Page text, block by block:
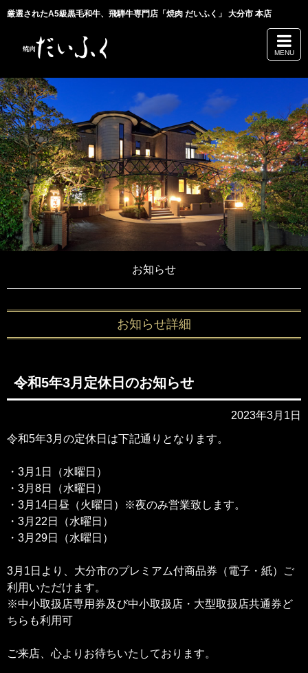
厳選されたA5級黒毛和牛、飛騨牛専門店「焼肉 だいふく」 大分市 本店
MENU
お知らせ
お知らせ詳細
令和5年3月定休日のお知らせ
2023年3月1日
令和5年3月の定休日は下記通りとなります。
・3月1日（水曜日）
・3月8日（水曜日）
・3月14日昼（火曜日）※夜のみ営業致します。
・3月22日（水曜日）
・3月29日（水曜日）
3月1日より、大分市のプレミアム付商品券（電子・紙）ご
利用いただけます。
※中小取扱店専用券及び中小取扱店・大型取扱店共通券ど
ちらも利用可
ご来店、心よりお待ちいたしております。